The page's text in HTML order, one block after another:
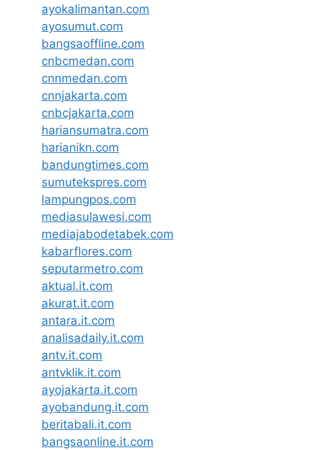
ayokalimantan.com
ayosumut.com
bangsaoffline.com
cnbcmedan.com
cnnmedan.com
cnnjakarta.com
cnbcjakarta.com
hariansumatra.com
harianikn.com
bandungtimes.com
sumutekspres.com
lampungpos.com
mediasulawesi.com
mediajabodetabek.com
kabarflores.com
seputarmetro.com
aktual.it.com
akurat.it.com
antara.it.com
analisadaily.it.com
antv.it.com
antvklik.it.com
ayojakarta.it.com
ayobandung.it.com
beritabali.it.com
bangsaonline.it.com